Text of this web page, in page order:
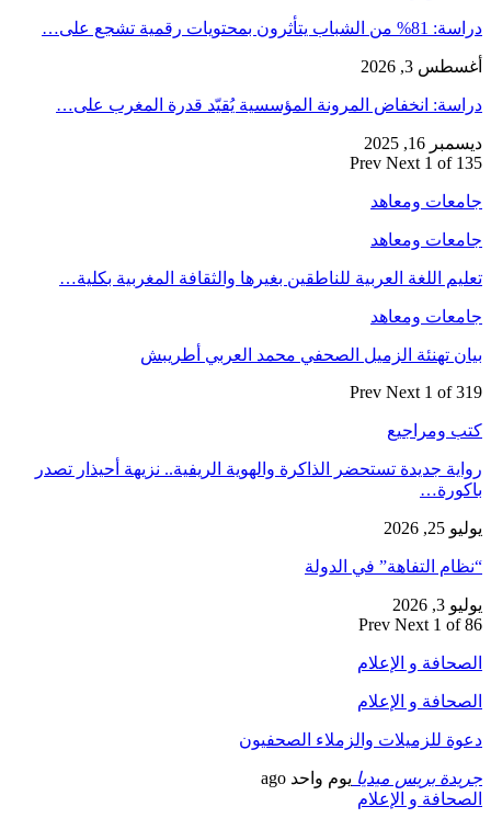
دراسة: 81% من الشباب يتأثرون بمحتويات رقمية تشجع على…
أغسطس 3, 2026
دراسة: انخفاض المرونة المؤسسية يُقيّد قدرة المغرب على…
ديسمبر 16, 2025
Prev Next 1 of 135
جامعات ومعاهد
جامعات ومعاهد
تعليم اللغة العربية للناطقين بغيرها والثقافة المغربية بكلية…
جامعات ومعاهد
بيان تهنئة الزميل الصحفي محمد العربي أطريبش
Prev Next 1 of 319
كتب ومراجيع
رواية جديدة تستحضر الذاكرة والهوية الريفية.. نزيهة أحيذار تصدر
باكورة…
يوليو 25, 2026
“نظام التفاهة” في الدولة
يوليو 3, 2026
Prev Next 1 of 86
الصحافة و الإعلام
الصحافة و الإعلام
دعوة للزميلات والزملاء الصحفيون
جريدة بريس ميديا يوم واحد ago
الصحافة و الإعلام